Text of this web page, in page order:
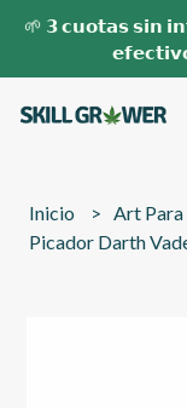
🌱 𝟯 𝗰𝘂𝗼𝘁𝗮𝘀 𝘀𝗶𝗻
Inicio Art
Picador Darth